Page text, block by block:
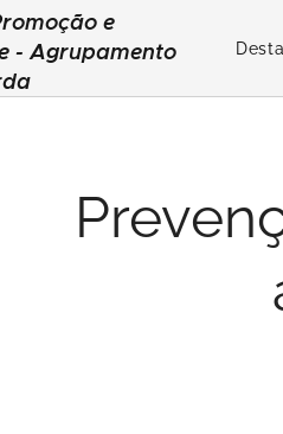
e
- Agrupamento